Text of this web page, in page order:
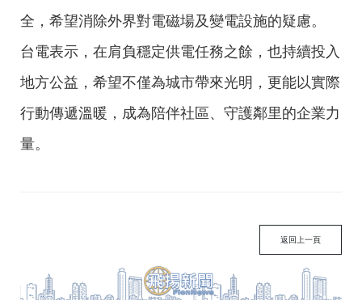
全，希望消除外界對電磁場及變電設施的疑慮。
台電表示，在肩負穩定供電任務之餘，也持續投入
地方公益，希望不僅為城市帶來光明，更能以實際
行動傳遞溫暖，成為陪伴社區、守護鄰里的企業力
量。
返回上一頁